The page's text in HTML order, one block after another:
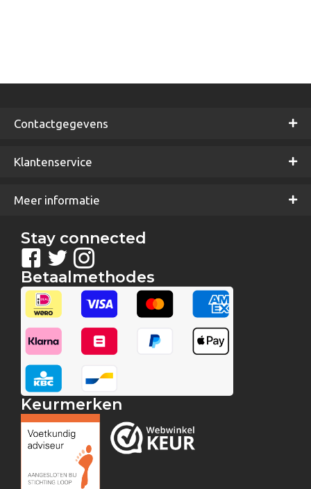
Contactgegevens
Klantenservice
Meer informatie
Stay connected
Betaalmethodes
Keurmerken